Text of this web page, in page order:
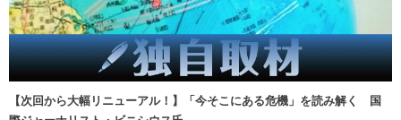
【次回から大幅リニューアル！】「今そこにある危機」を読み解く 国